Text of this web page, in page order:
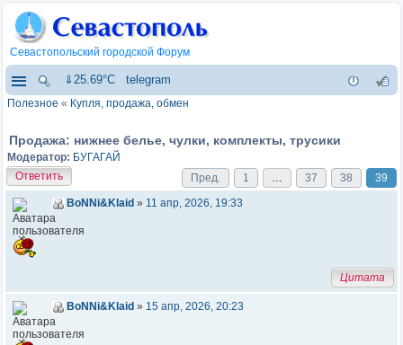
Севастопольский городской Форум
⇓25.69°C telegram
Полезное « Купля, продажа, обмен
Продажа: нижнее белье, чулки, комплекты, трусики
Модератор: БУГАГАЙ
Ответить
Пред. 1 … 37 38 39
BoNNi&Klaid » 11 апр, 2026, 19:33
Цитата
BoNNi&Klaid » 15 апр, 2026, 20:23